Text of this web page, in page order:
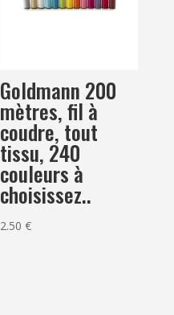
Goldmann 200
mètres, fil à
coudre, tout
tissu, 240
couleurs à
choisissez..
2.50€